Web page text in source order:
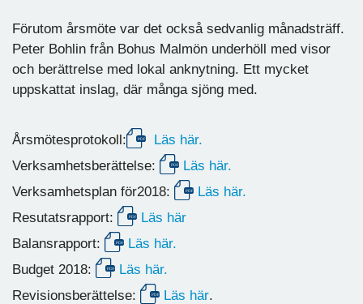
Förutom årsmöte var det också sedvanlig månadsträff.
Peter Bohlin från Bohus Malmön underhöll med visor
och berättrelse med lokal anknytning. Ett mycket
uppskattat inslag, där många sjöng med.
Årsmötesprotokoll:
Läs här.
Verksamhetsberättelse:
Läs här.
Verksamhetsplan för2018:
Läs här.
Resutatsrapport:
Läs här
Balansrapport:
Läs här.
Budget 2018:
Läs här.
Revisionsberättelse:
Läs här.